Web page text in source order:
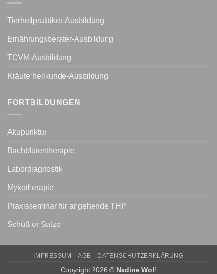
Tierheilpraktiker-Ausbildung
Ernährungsberater-Ausbildung
TCVM-Ausbildung
Kräuterheilkunde-Ausbildung
FORTBILDUNGEN
Akupunktur
Bachblütentherapie
Labordiagnostik
Mykotherapie
Praxisseminar für angehende THP
Schüßler Salze
IMPRESSUM AGB DATENSCHUTZERKLÄRUNG
Copyright 2026 © Nadine Wolf